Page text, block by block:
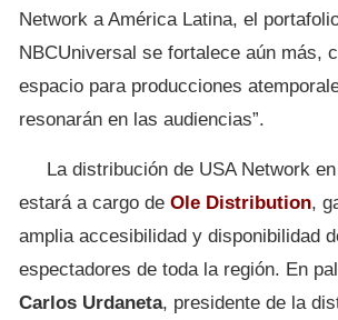
Network a América Latina, el
NBCUniversal se fortalece aún más,
espacio para producciones
resonarán en las audiencias”.
La distribución de USA Network
estará a cargo de Ole Distribution,
amplia accesibilidad y disponibilidad
espectadores de toda la región. En
Carlos Urdaneta, presidente de la